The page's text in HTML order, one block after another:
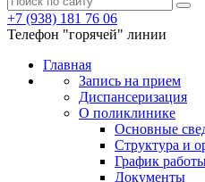
+7 (938) 181 76 06
Телефон "горячей" линии
Главная
Запись на прием
Диспансеризация
О поликлинике
Основные
Структура и
График
Документы